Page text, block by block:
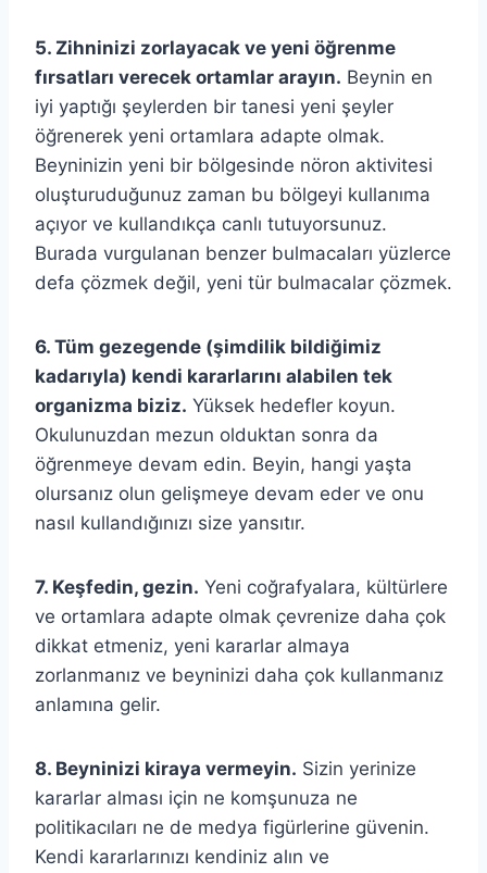
5. Zihninizi zorlayacak ve yeni öğrenme
fırsatları verecek ortamlar arayın. Beynin en
iyi yaptığı şeylerden bir tanesi yeni şeyler
öğrenerek yeni ortamlara adapte olmak.
Beyninizin yeni bir bölgesinde nöron aktivitesi
oluşturuduğunuz zaman bu bölgeyi kullanıma
açıyor ve kullandıkça canlı tutuyorsunuz.
Burada vurgulanan benzer bulmacaları yüzlerce
defa çözmek değil, yeni tür bulmacalar çözmek.
6. Tüm gezegende (şimdilik bildiğimiz
kadarıyla) kendi kararlarını alabilen tek
organizma biziz. Yüksek hedefler koyun.
Okulunuzdan mezun olduktan sonra da
öğrenmeye devam edin. Beyin, hangi yaşta
olursanız olun gelişmeye devam eder ve onu
nasıl kullandığınızı size yansıtır.
7. Keşfedin, gezin. Yeni coğrafyalara, kültürlere
ve ortamlara adapte olmak çevrenize daha çok
dikkat etmeniz, yeni kararlar almaya
zorlanmanız ve beyninizi daha çok kullanmanız
anlamına gelir.
8. Beyninizi kiraya vermeyin. Sizin yerinize
kararlar alması için ne komşunuza ne
politikacıları ne de medya figürlerine güvenin.
Kendi kararlarınızı kendiniz alın ve